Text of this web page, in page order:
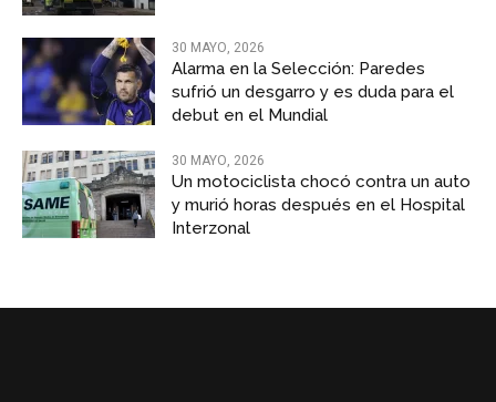
30 MAYO, 2026
Alarma en la Selección: Paredes
sufrió un desgarro y es duda para el
debut en el Mundial
30 MAYO, 2026
Un motociclista chocó contra un auto
y murió horas después en el Hospital
Interzonal